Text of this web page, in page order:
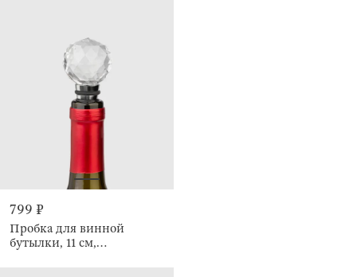
799 ₽
Пробка для винной
бутылки, 11 см,